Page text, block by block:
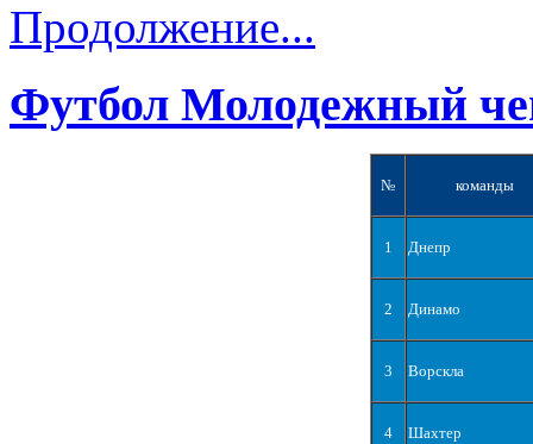
Продолжение...
Футбол Молодежный
№ команды
1 Днепр
2 Динамо
3 Ворскла
4 Шахтер